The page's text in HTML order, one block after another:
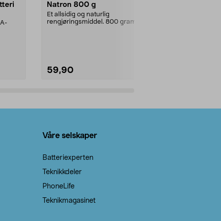
Natron 800 g
Et allsidig og naturlig
rengjøringsmiddel. 800 gram
59,90
Våre selskaper
Batteriexperten
Teknikkdeler
PhoneLife
Teknikmagasinet